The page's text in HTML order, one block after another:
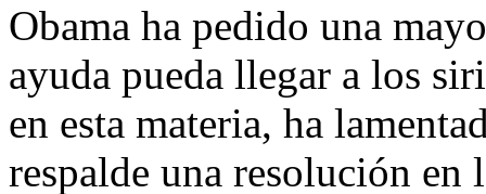
Obama ha pedido una
ayuda pueda llegar a los
en esta materia, ha
respalde una resolución